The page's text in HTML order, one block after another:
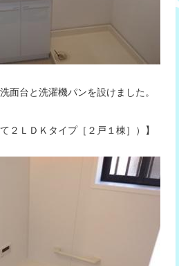
台と洗濯機パンを設けました。
ＬＤＫタイプ［２戸１棟］）】